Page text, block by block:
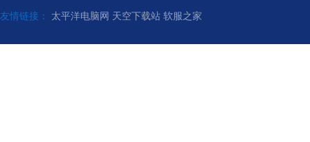
友情链接： 太平洋电脑网 天空下载站 软服之家